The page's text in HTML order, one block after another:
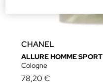
CHANEL
ALLURE HOMME SPORT
Cologne
78,20 €